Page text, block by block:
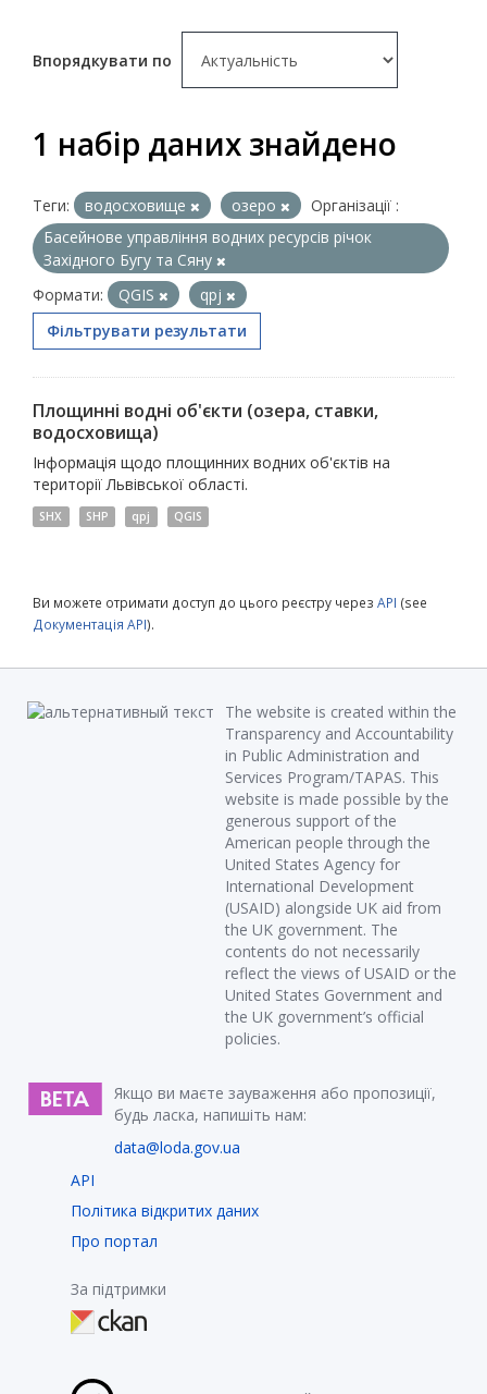
Впорядкувати по
1 набір даних знайдено
Теги: водосховище озеро
Організації :
Басейнове управління водних ресурсів річок
Західного Бугу та Сяну
Формати:
QGIS
qpj
Фільтрувати результати
Площинні водні об'єкти (озера, ставки,
водосховища)
Інформація щодо площинних водних об'єктів на
території Львівської області.
SHX SHP qpj QGIS
Ви можете отримати доступ до цього реєстру через API (see
Документація API).
The website is created within the
Transparency and Accountability
in Public Administration and
Services Program/TAPAS. This
website is made possible by the
generous support of the
American people through the
United States Agency for
International Development
(USAID) alongside UK aid from
the UK government. The
contents do not necessarily
reflect the views of USAID or the
United States Government and
the UK government’s official
policies.
Якщо ви маєте зауваження або пропозиції,
будь ласка, напишіть нам:
data@loda.gov.ua
API
Політика відкритих даних
Про портал
За підтримки